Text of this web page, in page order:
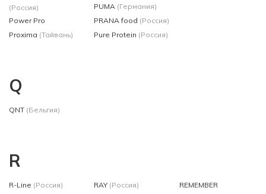
(Россия)
Power Pro
Proxima (Тайвань)
PUMA (Германия)
PRANA food (Россия)
Pure Protein (Россия)
Q
QNT (Бельгия)
R
R-Line (Россия)
RAY (Россия)
REMEMBER